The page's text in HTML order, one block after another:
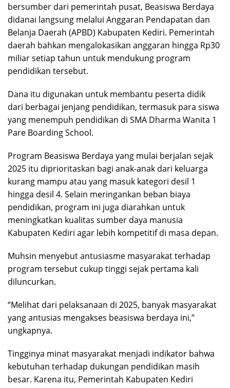
bersumber dari pemerintah pusat, Beasiswa Berdaya
didanai langsung melalui Anggaran Pendapatan dan
Belanja Daerah (APBD) Kabupaten Kediri. Pemerintah
daerah bahkan mengalokasikan anggaran hingga Rp30
miliar setiap tahun untuk mendukung program
pendidikan tersebut.
Dana itu digunakan untuk membantu peserta didik
dari berbagai jenjang pendidikan, termasuk para siswa
yang menempuh pendidikan di SMA Dharma Wanita 1
Pare Boarding School.
Program Beasiswa Berdaya yang mulai berjalan sejak
2025 itu diprioritaskan bagi anak-anak dari keluarga
kurang mampu atau yang masuk kategori desil 1
hingga desil 4. Selain meringankan beban biaya
pendidikan, program ini juga diarahkan untuk
meningkatkan kualitas sumber daya manusia
Kabupaten Kediri agar lebih kompetitif di masa depan.
Muhsin menyebut antusiasme masyarakat terhadap
program tersebut cukup tinggi sejak pertama kali
diluncurkan.
“Melihat dari pelaksanaan di 2025, banyak masyarakat
yang antusias mengakses beasiswa berdaya ini,”
ungkapnya.
Tingginya minat masyarakat menjadi indikator bahwa
kebutuhan terhadap dukungan pendidikan masih
besar. Karena itu, Pemerintah Kabupaten Kediri